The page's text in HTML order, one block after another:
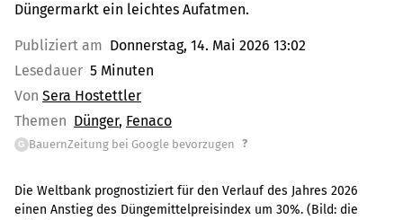
Düngermarkt ein leichtes Aufatmen.
Publiziert am Donnerstag, 14. Mai 2026 13:02
Lesedauer 5 Minuten
Von Sera Hostettler
Themen Dünger Fenaco
G BauernZeitung bei Google bevorzugen ?
Die Weltbank prognostiziert für den Verlauf des Jahres 2026
einen Anstieg des Düngemittelpreisindex um 30%. (Bild: die